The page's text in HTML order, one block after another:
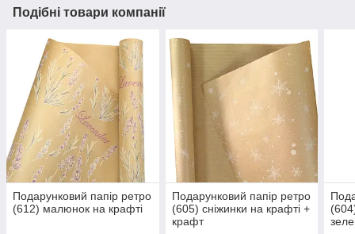
Подібні товари компанії
Подарунковий папір ретро
(612) малюнок на крафті
Подарунковий папір ретро
(605) сніжинки на крафті +
крафт